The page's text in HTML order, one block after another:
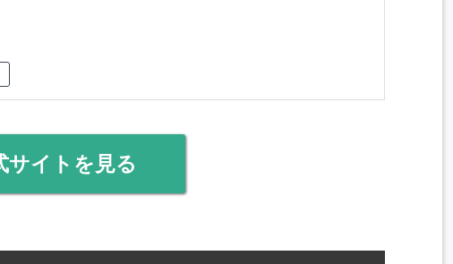
サイトを見る